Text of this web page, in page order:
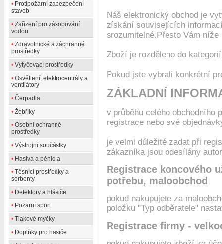
• Protipožární zabezpečení
staveb
• Zařízení pro zásobování
vodou
• Zdravotnické a záchranné
prostředky
• Vytyčovací prostředky
• Osvětlení, elektrocentrály a
ventilátory
• Čerpadla
• Žebříky
• Osobní ochranné
prostředky
• Výstrojní součástky
• Hasiva a pěnidla
• Těsnící prostředky a
sorbenty
• Detektory a hlásiče
• Požární sport
• Tlakové myčky
• Doplňky pro hasiče
Náš elektronický obchod je
získání souvisejících
srozumitelné.Přesto Vám
Zboží je rozděleno do
Pokud jste vybrali konkrétní
ZÁKLADNÍ
v průběhu celého obchodního
registrace nebo své
je velmi důležité zadat při
zákazníka jsou odesílány
Registrace koncového
potřebu, maloobchod
pokud nakupujete za
položku "Typ odběratele"
Registrace firmy -